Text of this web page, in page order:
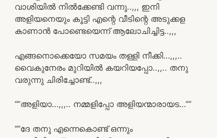
വാശിയിൽ നിൽക്കേണ്ടി വന്നു..,,, ഇനി
അളിയനെയും കൂട്ടി എന്റെ വീടിന്റെ അടുക്കള
കാണാൻ പോണ്ടെയെന്ന് ആലോചിച്ചിട്ട..,,,
എങ്ങനൊക്കെയോ സമയം തള്ളി നീക്കി…,,,..
വൈകുനേരം മുറിയിൽ കയറിയപ്പോ..,,.. തനു
വരുന്നു ചിരിച്ചോണ്ട്..,,,
“”അളിയാ…,,,.. നമ്മളിപ്പോ അളിയന്മാരായട…””
“”ദേ തനു എന്നെകൊണ്ട് ഒന്നും